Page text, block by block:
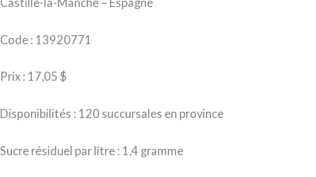
Code : 13920771
Prix : 17,05 $
Disponibilités : 120 succursales en province
Sucre résiduel par litre : 1,4 gramme